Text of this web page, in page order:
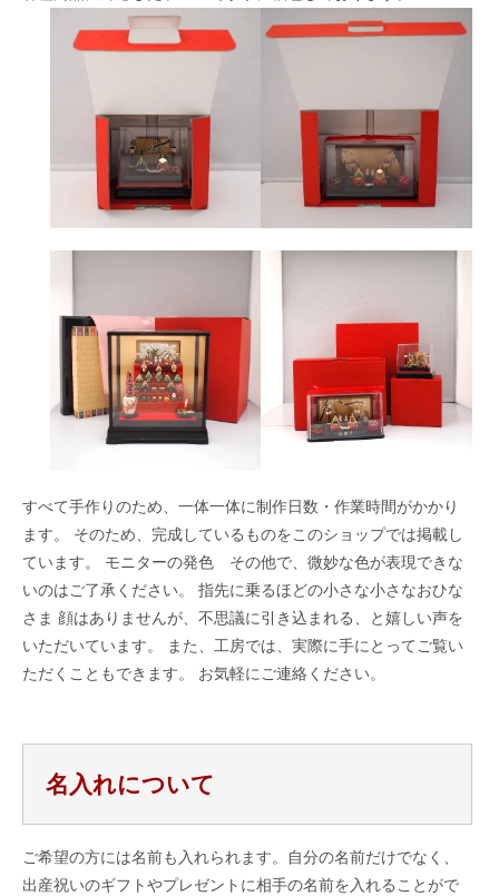
すべて手作りのため、一体一体に制作日数・作業時間がかかり
ます。 そのため、完成しているものをこのショップでは掲載し
ています。 モニターの発色 その他で、微妙な色が表現できな
いのはご了承ください。 指先に乗るほどの小さな小さなおひな
さま 顔はありませんが、不思議に引き込まれる、と嬉しい声を
いただいています。 また、工房では、実際に手にとってご覧い
ただくこともできます。 お気軽にご連絡ください。
名入れについて
ご希望の方には名前も入れられます。自分の名前だけでなく、
出産祝いのギフトやプレゼントに相手の名前を入れることがで